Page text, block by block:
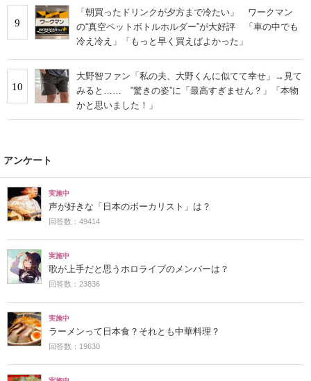
9
「朝買ったドリンクが夕方まで冷たい」 ワークマン
の“真空ペットボトルホルダー”が大好評 「車の中でも
冷え冷え」「もっと早く買えばよかった」
10
大野智ファン「私の夫、大野くんに似てて幸せ」→見て
みると…… ‟驚きの姿”に「最高すぎません？」「本物
かと思いました！」
アンケート
実施中
声が好きな「日本のボーカリスト」は？
回答数：49414
実施中
歌が上手だと思うホロライブのメンバーは？
回答数：23836
実施中
ラーメンって日本食？それとも中華料理？
回答数：19630